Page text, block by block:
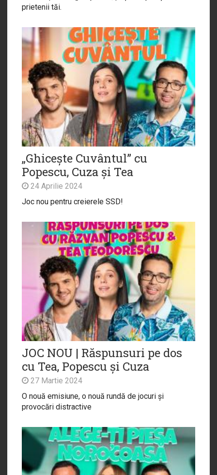
prietenii tăi.
„Ghicește Cuvântul” cu
Popescu, Cuza și Tea
24 Aprilie 2024
Joc nou pentru creierele SSD!
JOC NOU | Răspunsuri pe dos
cu Tea, Popescu și Cuza
27 Martie 2024
O nouă emisiune, o nouă rundă de jocuri și
provocări distractive